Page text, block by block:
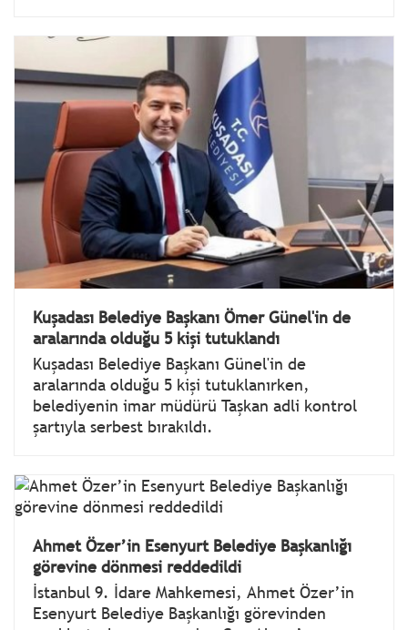
Kuşadası Belediye Başkanı Ömer Günel'in de
aralarında olduğu 5 kişi tutuklandı
Kuşadası Belediye Başkanı Günel'in de
aralarında olduğu 5 kişi tutuklanırken,
belediyenin imar müdürü Taşkan adli kontrol
şartıyla serbest bırakıldı.
Ahmet Özer’in Esenyurt Belediye Başkanlığı
görevine dönmesi reddedildi
İstanbul 9. İdare Mahkemesi, Ahmet Özer’in
Esenyurt Belediye Başkanlığı görevinden